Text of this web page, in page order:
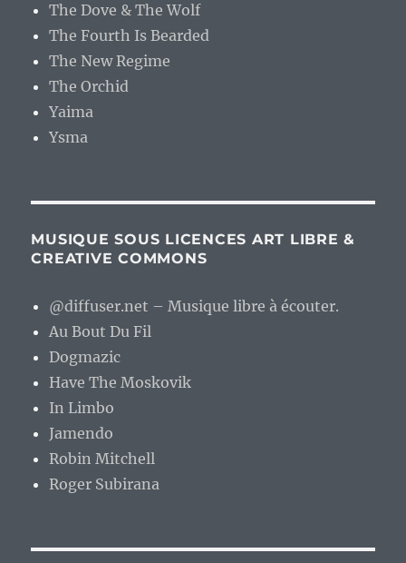
The Dove & The Wolf
The Fourth Is Bearded
The New Regime
The Orchid
Yaima
Ysma
MUSIQUE SOUS LICENCES ART LIBRE &
CREATIVE COMMONS
@diffuser.net – Musique libre à écouter.
Au Bout Du Fil
Dogmazic
Have The Moskovik
In Limbo
Jamendo
Robin Mitchell
Roger Subirana